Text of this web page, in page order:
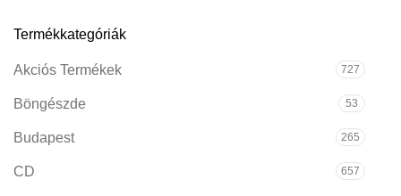
Termékkategóriák
Akciós Termékek 727
Böngészde 53
Budapest 265
CD 657